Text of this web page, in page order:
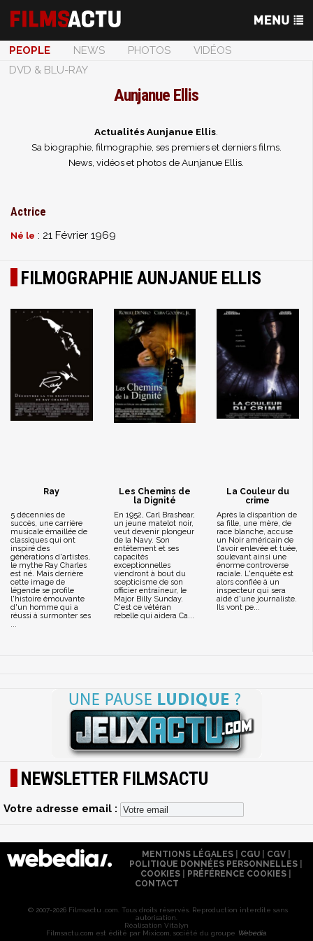
PEOPLE NEWS PHOTOS
VIDÉOS
DVD & BLU-RAY
Aunjanue Ellis
Actualités Aunjanue Ellis
Sa biographie, filmographie, ses premiers et derniers films.
News, vidéos et photos de Aunjanue Ellis.
Actrice
Né le : 21 Février 1969
FILMOGRAPHIE AUNJANUE ELLIS
Ray
5 décennies de
succès, une carrière
musicale émaillée de
classiques qui ont
inspiré des
générations d'artistes,
le mythe Ray Charles
est né. Mais derrière
cette image de
légende se profile
l'histoire émouvante
d'un homme qui a
réussi à surmonter ses
...
Les Chemins de
la Dignité
En 1952, Carl Brashear,
un jeune matelot noir,
veut devenir plongeur
de la Navy. Son
entêtement et ses
capacités
exceptionnelles
viendront à bout du
scepticisme de son
officier entraîneur, le
Major Billy Sunday.
C'est ce vétéran
rebelle qui aidera Ca...
La Couleur du
crime
Après la disparition de
sa fille, une mère, de
race blanche, accuse
un Noir américain de
l'avoir enlevée et tuée,
soulevant ainsi une
énorme controverse
raciale. L'enquête est
alors confiée à un
inspecteur qui sera
aidé d'une journaliste.
Ils vont pe...
NEWSLETTER FILMSACTU
Votre adresse email :
MENTIONS LÉGALES| CGU| CGV|
POLITIQUE DONNÉES PERSONNELLES
COOKIES
PRÉFÉRENCE COOKIES
CONTACT
© 2007-2026 Filmsactu .com. Tous droits réservés. Reproduction interdite sans
autorisation.
Réalisation Vitalyn
Filmsactu .com est édité par Mixicom, société du groupe Webedia.